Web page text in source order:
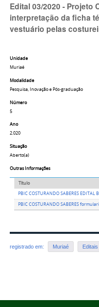
Edital 03/2020 - Projeto
interpretação da ficha
vestuário pelas
Unidade
Muriaé
Modalidade
Pesquisa, Inovação e Pós-graduação
Número
5
Ano
2.020
Situação
Aberto(a)
Outras Informações
Título
PBIC COSTURANDO SABERES EDITAL
PBIC COSTURANDO SABERES
registrado em: Muriaé Editais